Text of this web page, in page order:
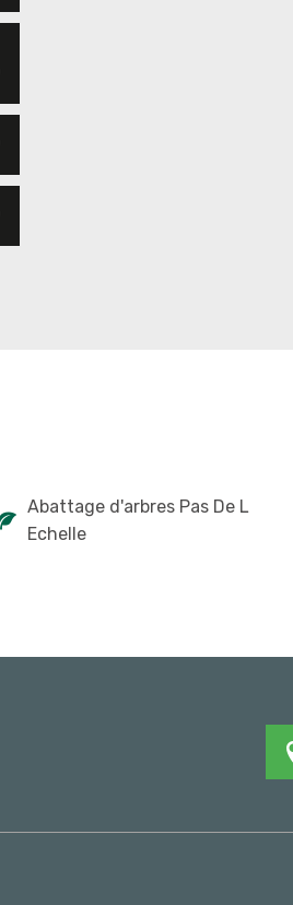
Abattage d'arbres Pas De L
Echelle